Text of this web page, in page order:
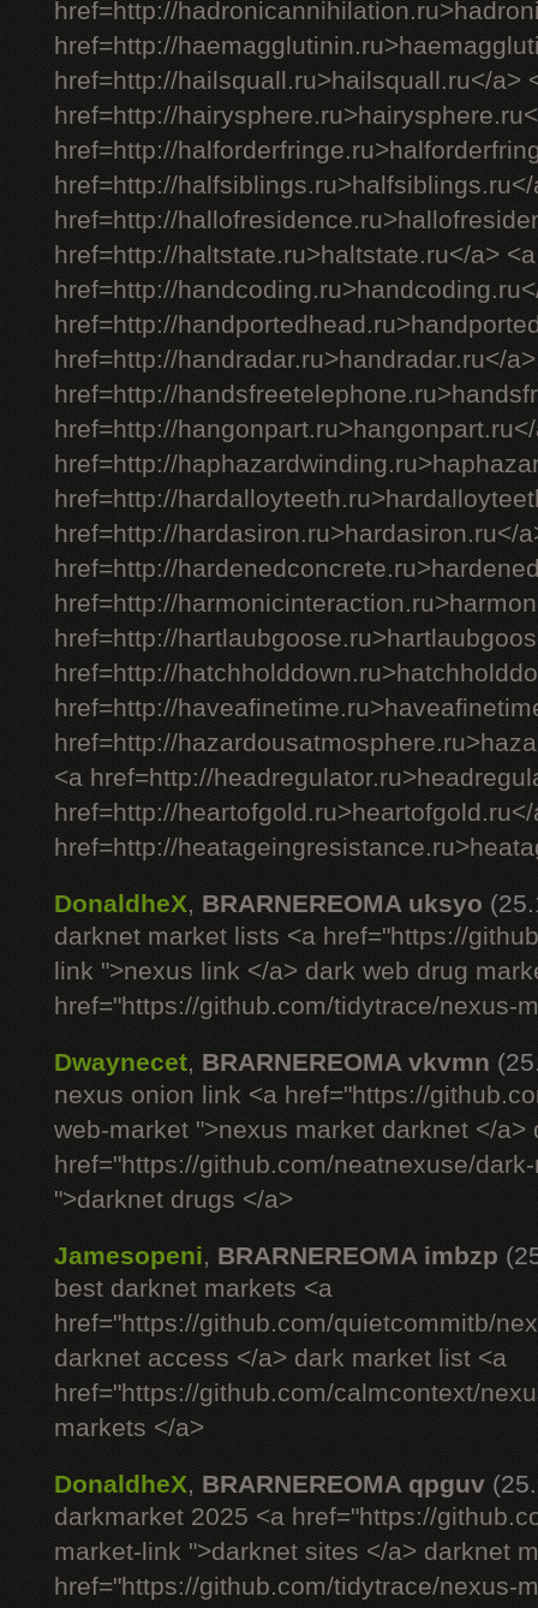
href=http://
href=http://
href=http://hailsquall.ru>hailsquall.ru</a>
href=http://
href=http://
href=http://
href=http://
href=http://haltstate.ru>haltstate.ru</a> <a
href=http://
href=http://
href=http://handradar.ru>handradar.ru</
href=http://
href=http://
href=http://
href=http://
href=http://hardasiron.ru>hardasiron.ru</
href=http://
href=http://
href=http://
href=http://
href=http://
href=http://
<a href=http://
href=http://
href=http://
DonaldheX, BRARNEREOMA uksyo
darknet market lists <a href="https://
link ">nexus link </a> dark web drug
href="https://github.com/tidytrace/nexus-
Dwaynecet, BRARNEREOMA vkvmn
nexus onion link <a href="https://
web-market ">nexus market darknet </
href="https://github.com/neatnexuse/
">darknet drugs </a>
Jamesopeni, BRARNEREOMA imbzp
best darknet markets <a
href="https://github.com/quietcommitb/
darknet access </a> dark market list <a
href="https://github.com/calmcontext/
markets </a>
DonaldheX, BRARNEREOMA qpguv
darkmarket 2025 <a href="https://
market-link ">darknet sites </a> darknet
href="https://github.com/tidytrace/nexus-